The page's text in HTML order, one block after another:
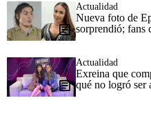
Actualidad
Nueva foto de
sorprendió; fans
Actualidad
Exreina que
qué no logró ser